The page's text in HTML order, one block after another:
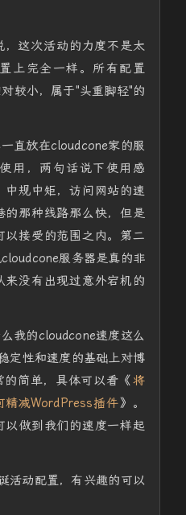
这次活动的力度不是太
上完全一样。所有配置
较小，属于"头重脚轻"的
直放在cloudcone家的服
用，两句话说下使用感
规中矩，访问网站的速
的那种线路那么快，但是
接受的范围之内。第二
服务器是真的非
来没有出现过意外宕机的
我的cloudcone速度这么
定性和速度的基础上对博
简单，具体可以看《将
精减WordPress插件》。
以做到我们的速度一样起
活动配置，有兴趣的可以